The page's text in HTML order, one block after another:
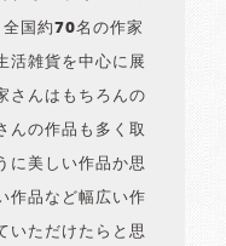
国約70名の作家
活雑貨を中心に展
さんはもちろんの
んの作品も多く取
に美しい作品か思
作品など幅広い作
いただけたらと思